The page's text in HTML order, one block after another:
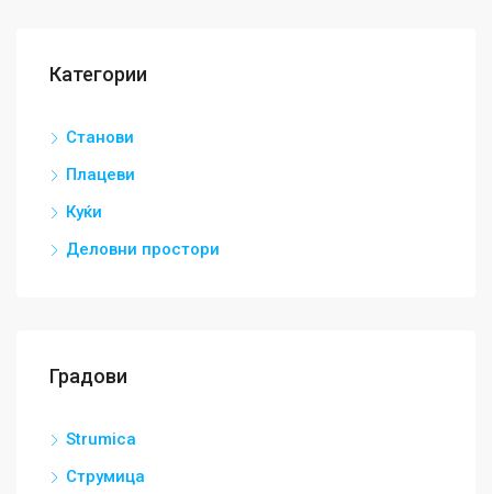
Категории
Станови
Плацеви
Куќи
Деловни простори
Градови
Strumica
Струмица